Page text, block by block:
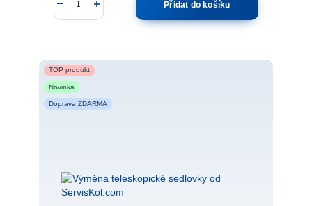
Přidat do košíku
TOP produkt
Novinka
Doprava ZDARMA